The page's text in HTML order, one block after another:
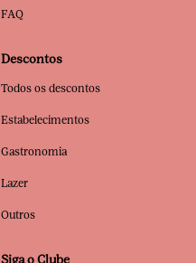
FAQ
Descontos
Todos os descontos
Estabelecimentos
Gastronomia
Lazer
Outros